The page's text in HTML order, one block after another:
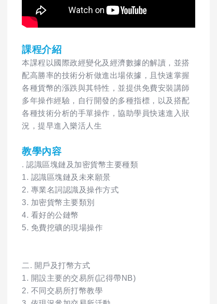
課程介紹
本課程以國際政經變化及經濟數據的解讀，並搭
配高勝率的技術分析做進出場依據，且快速掌握
各種貨幣的漲跌與其特性，並提供免費安裝講師
多年操作經驗，自行開發的多種指標，以及搭配
各種技術分析的手單操作，協助學員快速進入狀
況，提早進入樂活人生
教學內容
. 認識區塊鏈及加密貨幣主要種類
1. 認識區塊鏈及未來願景
2. 專業名詞認識及操作方式
3. 加密貨幣主要類別
4. 看好的公鏈幣
5. 免費挖礦的現場操作
二. 開戶及打幣方式
1. 開設主要的交易所(記得帶NB)
2. 不同交易所打幣教學